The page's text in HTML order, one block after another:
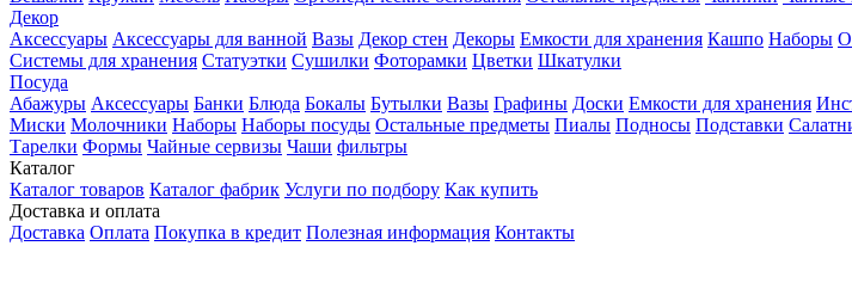
Декор
Аксессуары Аксессуары для ванной Вазы Декор стен Декоры Емкости для хранения Кашпо Наборы
Системы для хранения Статуэтки Сушилки Фоторамки Цветки Шкатулки
Посуда
Абажуры Аксессуары Банки Блюда Бокалы Бутылки Вазы Графины Доски Емкости для хранения
Миски Молочники Наборы Наборы посуды Остальные предметы Пиалы Подносы Подставки
Тарелки Формы Чайные сервизы Чаши фильтры
Каталог
Каталог товаров Каталог фабрик Услуги по подбору Как купить
Доставка и оплата
Доставка Оплата Покупка в кредит Полезная информация Контакты